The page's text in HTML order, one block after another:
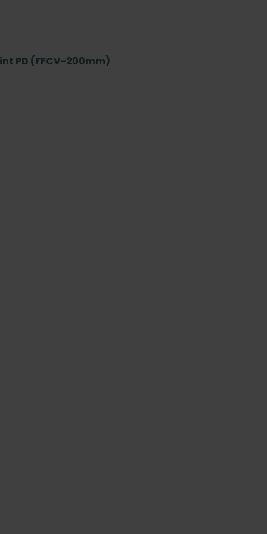
PD (FFCV-200mm)